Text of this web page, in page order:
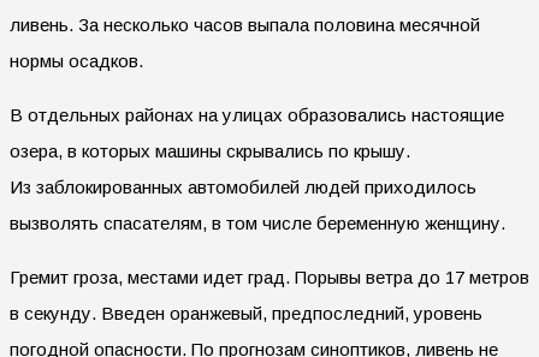
ливень. За несколько часов выпала половина месячной
нормы осадков.
В отдельных районах на улицах образовались настоящие
озера, в которых машины скрывались по крышу.
Из заблокированных автомобилей людей приходилось
вызволять спасателям, в том числе беременную женщину.
Гремит гроза, местами идет град. Порывы ветра до 17 метров
в секунду. Введен оранжевый, предпоследний, уровень
погодной опасности. По прогнозам синоптиков, ливень не